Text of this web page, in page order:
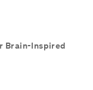
Brain-Inspired